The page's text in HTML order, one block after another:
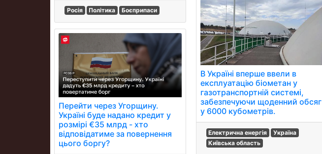
Росія Політика Боєприпаси
Перейти через Угорщину.
Україні буде надано кредит у
розмірі €35 млрд - хто
відповідатиме за повернення
цього боргу?
В Україні вперше ввели в
експлуатацію біометан у
газотранспортній системі,
забезпечуючи щоденний обсяг
у 6000 кубометрів.
Електрична енергія
Україна
Київська область